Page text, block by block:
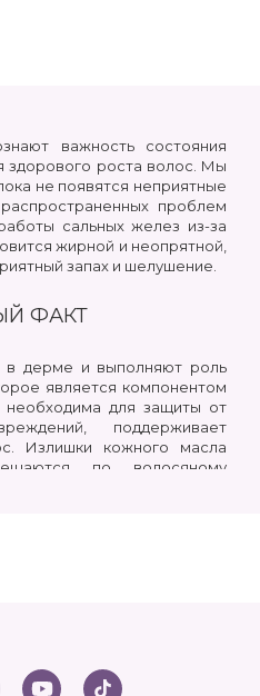
важность состояния
здорового роста волос. Мы
не появятся неприятные
проблем
сальных желез из-за
жирной и неопрятной,
запах и шелушение.
ФАКТ
в дерме и выполняют роль
является компонентом
необходима для защиты от
поддерживает
Излишки кожного масла
по волосяному